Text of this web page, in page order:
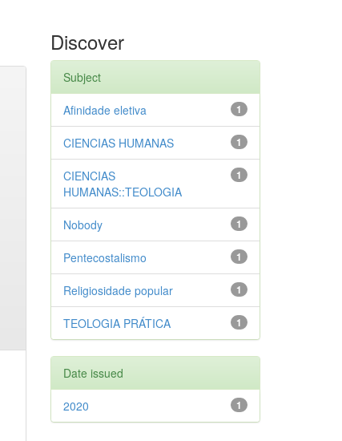
Discover
Subject
1
Afinidade eletiva
1
CIENCIAS HUMANAS
1
CIENCIAS
HUMANAS::TEOLOGIA
1
Nobody
1
Pentecostalismo
1
Religiosidade popular
1
TEOLOGIA PRÁTICA
Date issued
1
2020